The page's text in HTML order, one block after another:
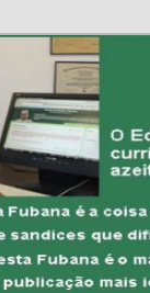
DA
Escrota